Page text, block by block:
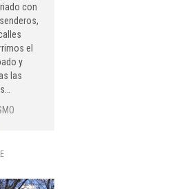
con
el
y
las